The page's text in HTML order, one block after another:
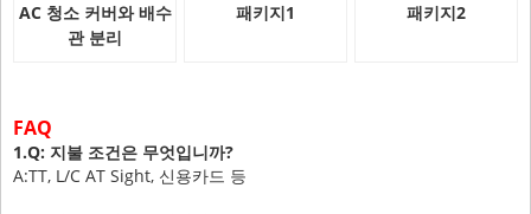
AC 청소 커버와 배수
관 분리
패키지1 패키지2
FAQ
1.Q: 지불 조건은 무엇입니까?
A:TT, L/C AT Sight, 신용카드 등